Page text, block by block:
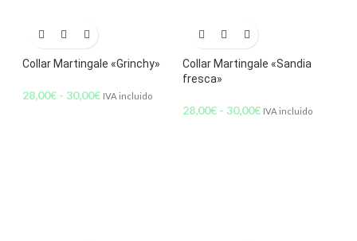
Collar Martingale «Grinchy»
28,00€ - 30,00€ IVA incluido
Collar Martingale «Sandia
fresca»
28,00€ - 30,00€ IVA incluido